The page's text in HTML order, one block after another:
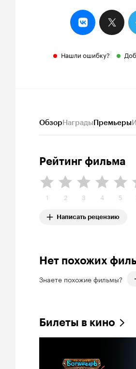
Нашли ошибку?
ОбзорНаградыПремьеры
Рейтинг фильма
1 2 3 4 5
Написать рецензию
Нет похожих
Знаете похожие фильмы?
Билеты в кино